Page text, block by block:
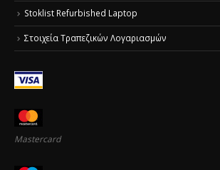
Stoklist Refurbished Laptop
Στοιχεία Τραπεζικών Λογαριασμών
Mastercard